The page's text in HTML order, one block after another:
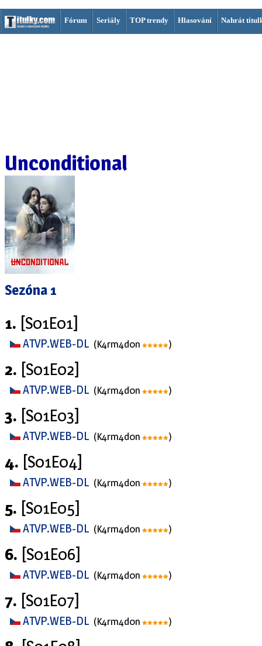
Fórum Seriály TOP trendy Hlasování Nahrát
Unconditional
Sezóna 1
1. [S01E01]
ATVP.WEB-DL (K4rm4d0n )
2. [S01E02]
ATVP.WEB-DL (K4rm4d0n )
3. [S01E03]
ATVP.WEB-DL (K4rm4d0n )
4. [S01E04]
ATVP.WEB-DL (K4rm4d0n )
5. [S01E05]
ATVP.WEB-DL (K4rm4d0n )
6. [S01E06]
ATVP.WEB-DL (K4rm4d0n )
7. [S01E07]
ATVP.WEB-DL (K4rm4d0n )